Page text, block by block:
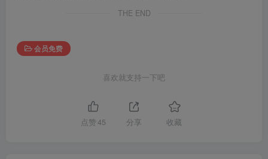
THE END
会员免费
喜欢就支持一下吧
点赞 45 分享 收藏